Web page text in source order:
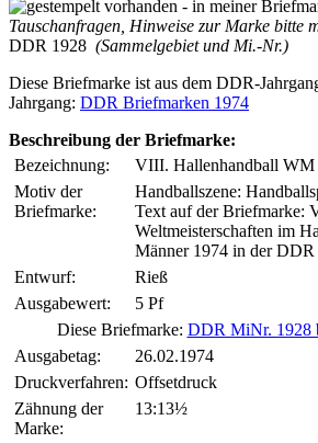
Tauschanfragen, Hinweise zur Marke bitte
DDR 1928 (Sammelgebiet und Mi.-Nr.)
Diese Briefmarke ist aus dem DDR-
Jahrgang: DDR Briefmarken 1974
Beschreibung der Briefmarke:
Bezeichnung:
VIII. Hallenhandball WM
Motiv der
Briefmarke:
Handballszene:
Text auf der Briefmarke:
Weltmeisterschaften im
Männer 1974 in der DDR
Entwurf:
Rieß
Ausgabewert:
5 Pf
Diese Briefmarke: DDR MiNr. 1928
Ausgabetag:
26.02.1974
Druckverfahren: Offsetdruck
Zähnung der
Marke:
13:13½